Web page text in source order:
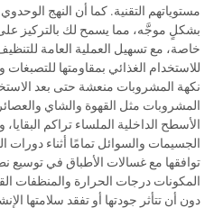
مستوياتهم التقنية. كما أن النهج
بشكلٍ موجَّه، مما يسمح لك بالتركيز على
خاصة، مع تسهيل العملية العامة
للاستخدام الغذائي بمقاومتها
نكهة المشروبات منعشة حتى بعد
المشروبات مثل القهوة والشاي
الأسطح الداخلية الملساء تراكم
الجسيمات والسوائل تمامًا أثناء دورات
توافقها مع غسالات الأطباق في توسيع
المكونات درجات الحرارة والمنظفات
دون أن تتأثر جودتها أو تفقد سلامتها